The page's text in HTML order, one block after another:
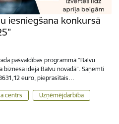
iesniegšana konkursā
pašvaldības programmā “Balvu
biznesa ideja Balvu novadā”. Saņemti
euro, pieprasītais…
centrs
Uzņēmējdarbība